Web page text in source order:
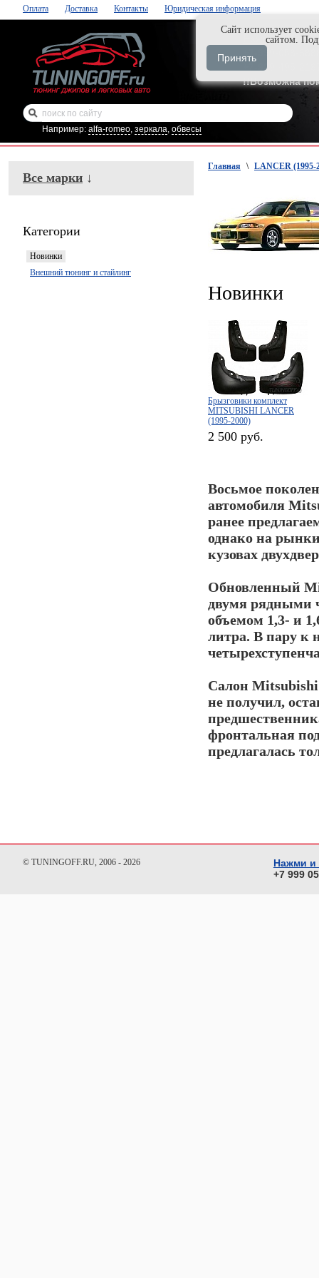
Оплата Доставка Контакты Юридическая информация
Нажми и
+7-929-495-
!!Возможна
Например: alfa-romeo, зеркала, обвесы
Все марки ↓
Категории
Новинки
Внешний тюнинг и стайлинг
Главная \ LANCER (1995-
Новинки
Брызговики комплект
MITSUBISHI LANCER
(1995-2000)
2 500 руб.
Восьмое
автомобиля
ранее
однако на
кузовах
Обновленный
двумя рядными
объемом 1,3- и
литра. В пару к
Салон
не получил,
фронтальная
предлагалась
© TUNINGOFF.RU, 2006 - 2026
Нажми и
+7 999
Cайт использует
сайтом.
Принять